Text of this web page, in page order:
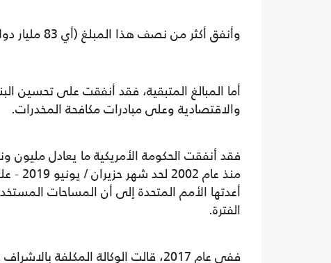
وأنفق أكثر من نصف هذا المبلغ (أي 83 مليار دولار) على بناء قوات الأمن الأفغانية من جيش وشرطة.
أما المبالغ المتبقية، فقد أنفقت على تحسين
والاقتصادية وعلى مبادرات مكافحة المخدرات.
منذ
أعدتها الأمم المتحدة إلى أن المساحات
الفترة.